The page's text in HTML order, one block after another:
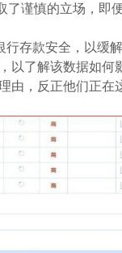
谨慎的立场，即
存款安全，以缓解
以了解该数据如
由，反正他们正在